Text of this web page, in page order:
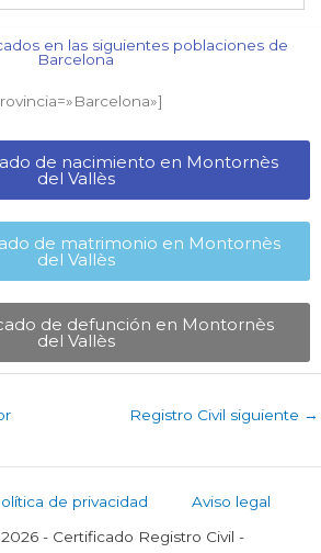
en las siguientes poblaciones de
Barcelona​
de nacimiento en Montornès
del Vallès​
de matrimonio en Montornès
del Vallès​
de defunción en Montornès
del Vallès​
Registro Civil siguiente →
de privacidad
Aviso legal
- Certificado Registro Civil -